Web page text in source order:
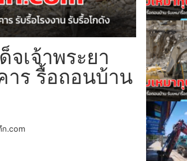
เจ้าพระยา
าร รื้อถอนบ้าน
.com